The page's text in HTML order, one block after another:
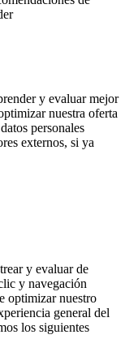
y evaluar mejor
nuestra oferta
personales
externos, si ya
y evaluar de
y navegación
optimizar nuestro
general del
los siguientes